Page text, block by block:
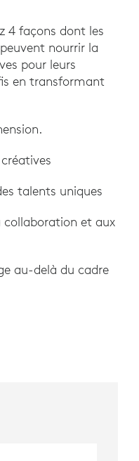
4 façons dont les
nourrir la
pour leurs
en transformant
talents uniques
collaboration et aux
au-delà du cadre